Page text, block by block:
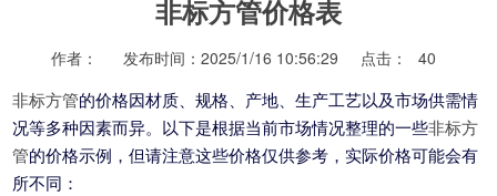
非标方管价格表
作者： 发布时间：2025/1/16 10:56:29 点击： 40
非标方管的价格因材质、规格、产地、生产工艺以及市场供需情
况等多种因素而异。以下是根据当前市场情况整理的一些非标方
管的价格示例，但请注意这些价格仅供参考，实际价格可能会有
所不同：